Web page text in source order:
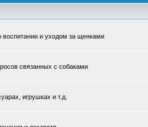
и уходом за щенками
связанных с собаками
игрушках и т.д.